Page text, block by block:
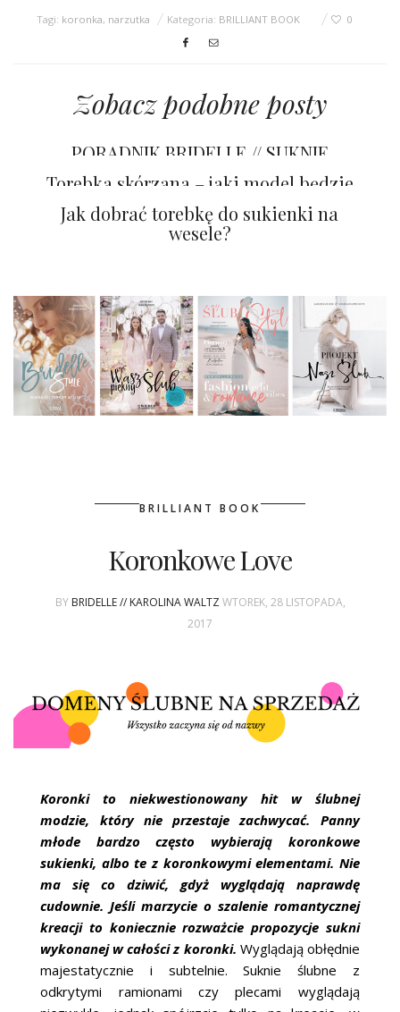
Tagi: koronka, narzutka Kategoria: BRILLIANT BOOK 0
Zobacz podobne posty
PORADNIK BRIDELLE // SUKNIE
ŚLUBNE TRENDY 2023/2024
Torebka skórzana – jaki model będzie
najlepszy na wiosnę?
Jak dobrać torebkę do sukienki na
wesele?
BRILLIANT BOOK
Koronkowe Love
BY BRIDELLE // KAROLINA WALTZ WTOREK, 28 LISTOPADA,
2017
Koronki to niekwestionowany hit w ślubnej
modzie, który nie przestaje zachwycać. Panny
młode bardzo często wybierają koronkowe
sukienki, albo te z koronkowymi elementami. Nie
ma się co dziwić, gdyż wyglądają naprawdę
cudownie. Jeśli marzycie o szalenie romantycznej
kreacji to koniecznie rozważcie propozycje sukni
wykonanej w całości z koronki. Wyglądają obłędnie
majestatycznie i subtelnie. Suknie ślubne z
odkrytymi ramionami czy plecami wyglądają